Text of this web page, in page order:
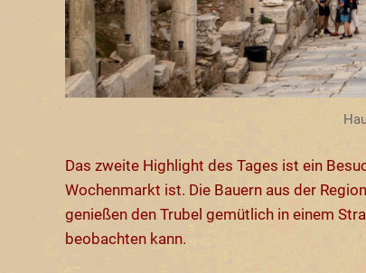
Das zweite Highlight des Tages ist ein
Wochenmarkt ist. Die Bauern aus der
genießen den Trubel gemütlich in einem
beobachten kann.